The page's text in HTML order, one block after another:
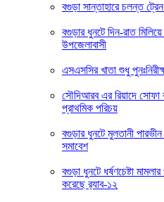
বগুড়া সান্তাহারে চলন্ত
বগুড়ার ধুনটে দিন-রাত
উপজেলাবাসী
এসএসসির খাতা শুধু
সৌদিআরব এর রিয়াদে সোফা
প্রাথমিক পরিচয়
বগুড়ার ধুনটে মুলতানী
সমাবেশ
বগুড়া ধুনটে ধর্ষণচেষ্টা
করেছে র‌্যাব-১২